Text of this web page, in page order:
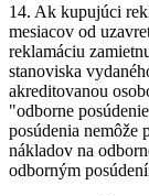
14. Ak kupujúci
mesiacov od
reklamáciu
stanoviska
akreditovanou
"odborne
posúdenia nemôže
nákladov na
odborným